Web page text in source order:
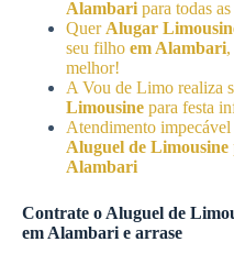
Alambari para todas
Quer Alugar
seu filho em Alambari
melhor!
A Vou de Limo realiza
Limousine para festa
Atendimento
Aluguel de Limousine
Alambari
Contrate o Aluguel de
em Alambari e arrase